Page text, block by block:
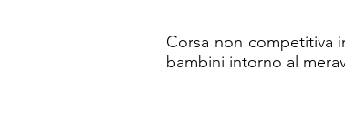
Corsa non competitiva
bambini intorno al